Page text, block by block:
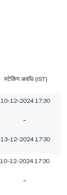
स्टेकिंग अवधि (IST)
10-12-2024 17:30
~
13-12-2024 17:30
10-12-2024 17:30
~